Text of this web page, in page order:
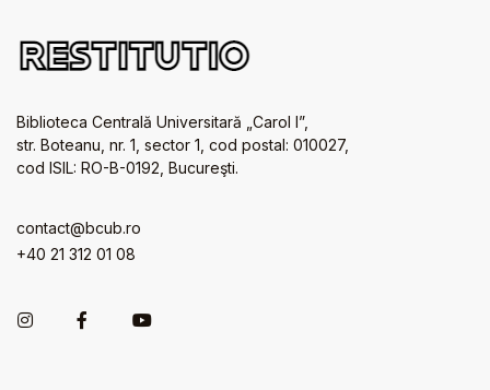
Biblioteca Centrală Universitară „Carol I”,
str. Boteanu, nr. 1, sector 1, cod postal: 010027,
cod ISIL: RO-B-0192, Bucureşti.
contact@bcub.ro
+40 21 312 01 08